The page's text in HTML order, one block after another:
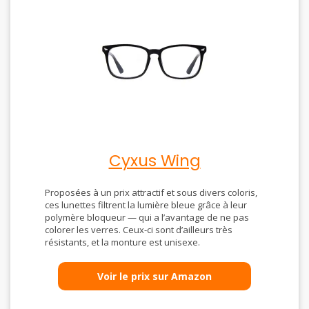
Cyxus Wing
Proposées à un prix attractif et sous divers coloris,
ces lunettes filtrent la lumière bleue grâce à leur
polymère bloqueur — qui a l’avantage de ne pas
colorer les verres. Ceux-ci sont d’ailleurs très
résistants, et la monture est unisexe.
Voir le prix sur Amazon